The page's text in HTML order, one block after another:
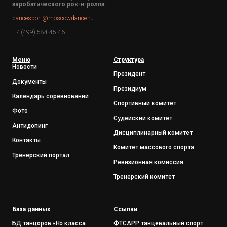
акробатического рок-н-ролла.
dancesport@moscowdance.ru
+7 (499) 584 45 46
Меню
Новости
Документы
Календарь соревнований
Фото
Антидопинг
Контакты
Тренерский портал
Структура
Президент
Президиум
Спортивный комитет
Судейский комитет
Дисциплинарный комитет
Комитет массового спорта
Ревизионная комиссия
Тренерский комитет
База данных
БД танцоров «Н» класса
Ссылки
ФТСАРР танцевальный спорт